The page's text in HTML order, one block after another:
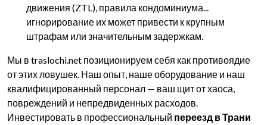
движения (ZTL), правила кондоминиума...
игнорирование их может привести к крупным
штрафам или значительным задержкам.
Мы в traslochi.net позиционируем себя как противоядие
от этих ловушек. Наш опыт, наше оборудование и наш
квалифицированный персонал — ваш щит от хаоса,
повреждений и непредвиденных расходов.
Инвестировать в профессиональный переезд в Трани